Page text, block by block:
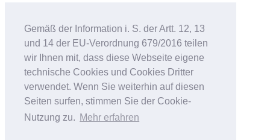
Gemäß der Information i. S. der Artt. 12, 13
und 14 der EU-Verordnung 679/2016 teilen
wir Ihnen mit, dass diese Webseite eigene
technische Cookies und Cookies Dritter
verwendet. Wenn Sie weiterhin auf diesen
Seiten surfen, stimmen Sie der Cookie-
Nutzung zu. Mehr erfahren
Kleinanzeigen-Suedtirol.com
RC-Flohmarkt.com
MeinInserat.at
MeinInserat.com
Auswandern nach Südtirol
AnnunciPratici.it
MeinInserat.it
Immobar.it
Smartphone Audioguides
Erinnerungsportal für Verstorbene